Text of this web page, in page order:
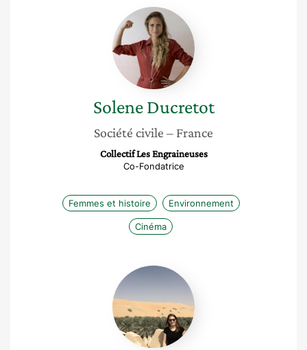
Solene
Ducretot
Solene Ducretot
Société civile – France
Collectif Les Engraineuses
Co-Fondatrice
Femmes et histoire Environnement
Cinéma
Muriel
Gros-
Balthazard